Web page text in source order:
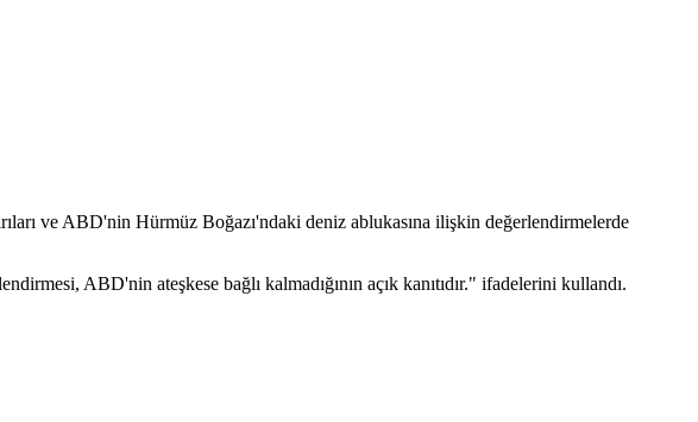
ve ABD'nin Hürmüz Boğazı'ndaki deniz ablukasına ilişkin değerlendirmelerde
ABD'nin ateşkese bağlı kalmadığının açık kanıtıdır." ifadelerini kullandı.